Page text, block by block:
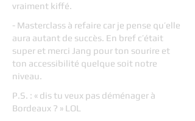
vraiment kiffé.
- Masterclass à refaire car je pense qu’elle
aura autant de succès. En bref c’était
super et merci Jang pour ton sourire et
ton accessibilité quelque soit notre
niveau.
P.S. : « dis tu veux pas déménager à
Bordeaux ? » LOL